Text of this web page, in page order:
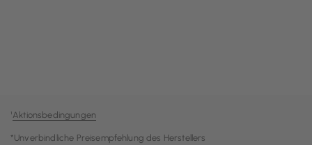
¹Aktionsbedingungen
*Unverbindliche Preisempfehlung des Herstellers